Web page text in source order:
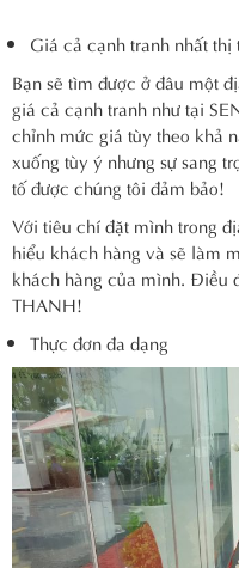
Giá cả cạnh tranh nhất thị
Bạn sẽ tìm được ở đâu một
giá cả cạnh tranh như tại
chỉnh mức giá tùy theo khả
xuống tùy ý nhưng sự sang
tố được chúng tôi đảm bảo!
Với tiêu chí đặt mình trong
hiểu khách hàng và sẽ làm
khách hàng của mình. Điều
THANH!
Thực đơn đa dạng